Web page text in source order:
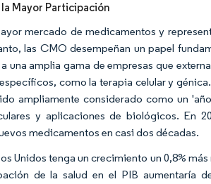
Mayor Participación
mercado de medicamentos y
las CMO desempeñan un papel
una amplia gama de empresas que
como la terapia celular y
ampliamente considerado como un
y aplicaciones de biológicos. En
medicamentos en casi dos décadas.
Unidos tenga un crecimiento un 0,8%
de la salud en el PIB aumentaría